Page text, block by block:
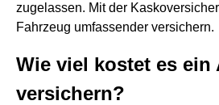
zugelassen. Mit der
Fahrzeug umfassender versichern.
Wie viel kostet es ein
versichern?